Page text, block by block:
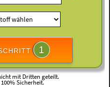
1
mit Dritten geteilt.
Sicherheit.